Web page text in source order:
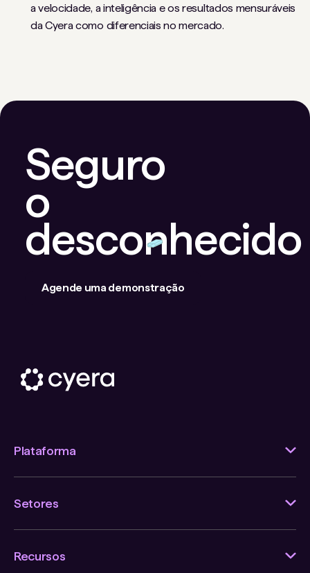
a velocidade, a inteligência e os resultados mensuráveis
​​da Cyera como diferenciais no mercado.
Seguro
o
desconhecido
Agende uma demonstração
Plataforma
Setores
Recursos